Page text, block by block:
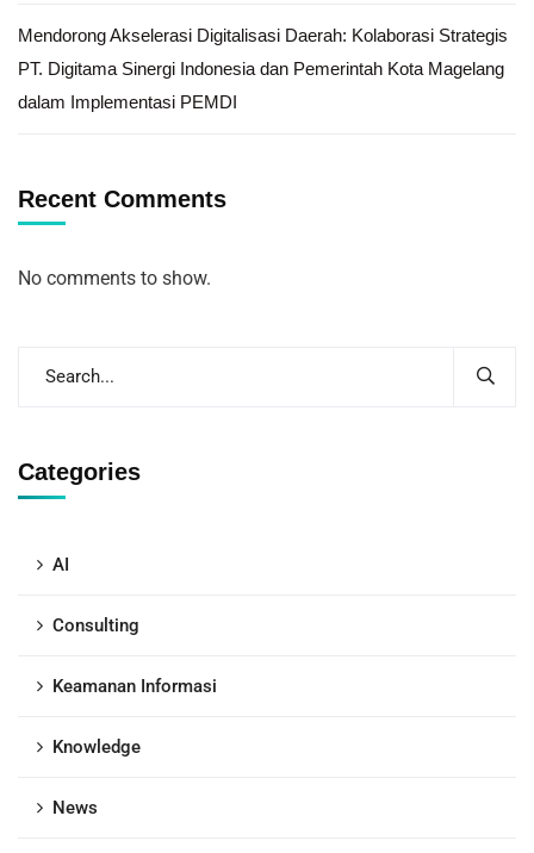
Mendorong Akselerasi Digitalisasi Daerah: Kolaborasi Strategis
PT. Digitama Sinergi Indonesia dan Pemerintah Kota Magelang
dalam Implementasi PEMDI
Recent Comments
No comments to show.
Categories
AI
Consulting
Keamanan Informasi
Knowledge
News